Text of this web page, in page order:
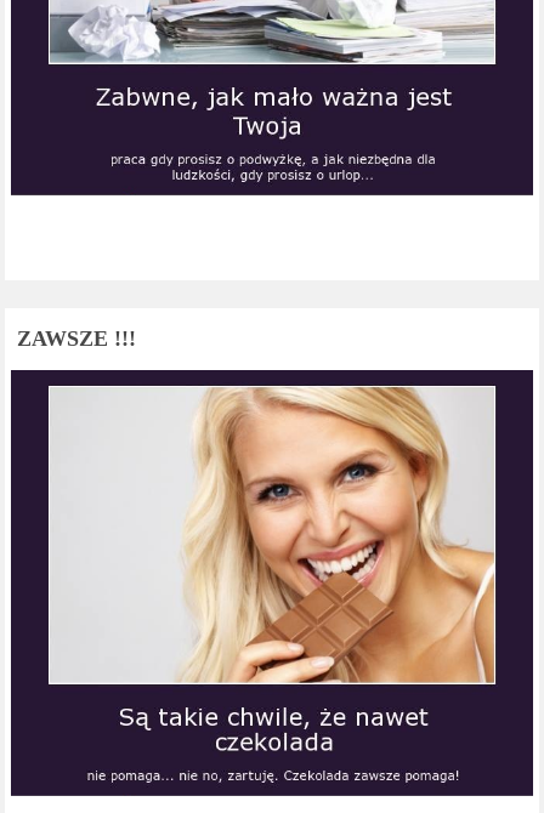
ZAWSZE !!!